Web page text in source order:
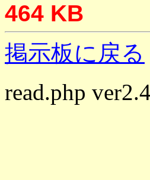
464 KB
掲示板に戻る
read.php